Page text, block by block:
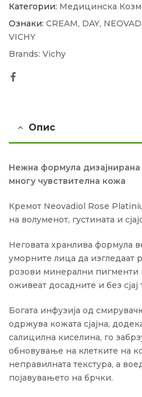
Категории: Медицинска
Ознаки: CREAM, DAY,
VICHY
Brands: Vichy
Опис
Нежна формула дизајнирана
многу чувствителна кожа
Кремот Neovadiol Rose
на волуменот, густината и
Неговата хранлива формула
уморните лица да изгледаат
розови минерални пигменти
оживеат досадните и без сјај
Богата инфузија од
одржува кожата сјајна,
салицилна киселина, го
обновување на клетките на
неправилната текстура, а
појавувањето на брчки.